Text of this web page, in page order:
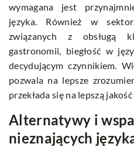
wymagana jest
języka. Również w
związanych z obsługą
gastronomii, biegłość w
decydującym czynnikiem.
pozwala na lepsze
przekłada się na lepszą
Alternatywy i
nieznających